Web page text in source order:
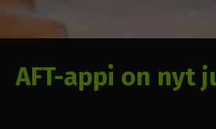
AFT-appi on nyt